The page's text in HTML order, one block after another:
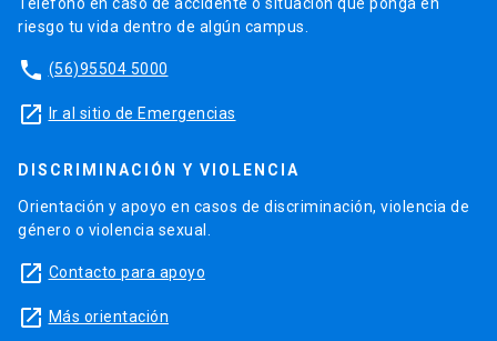
Teléfono en caso de accidente o situación que ponga en
riesgo tu vida dentro de algún campus.
phone (56)95504 5000
launch Ir al sitio de Emergencias
DISCRIMINACIÓN Y VIOLENCIA
Orientación y apoyo en casos de discriminación, violencia de
género o violencia sexual.
launch Contacto para apoyo
launch Más orientación